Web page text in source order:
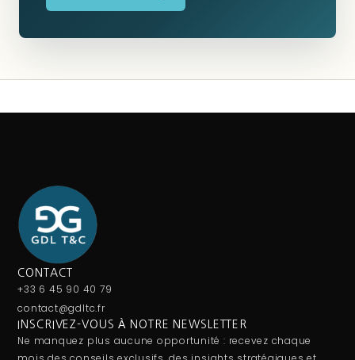
CONTACT
+33 6 45 90 40 79
contact@gdltc.fr
INSCRIVEZ-VOUS À NOTRE NEWSLETTER
Ne manquez plus aucune opportunité : recevez chaque